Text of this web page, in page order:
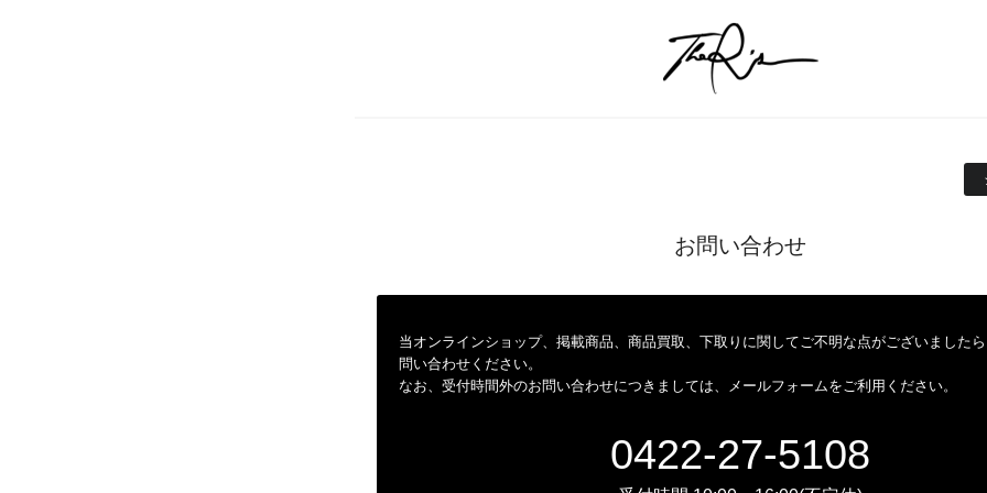
お問い合わせ
当オンラインショップ、掲載商品、商品買取、下取りに関してご不明な点がございました
問い合わせください。
なお、受付時間外のお問い合わせにつきましては、メールフォームをご利用ください。
0422-27-5108